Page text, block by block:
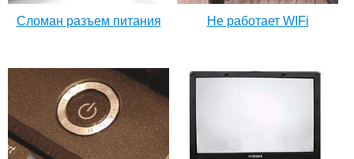
Сломан разъем питания Не работает WIFi